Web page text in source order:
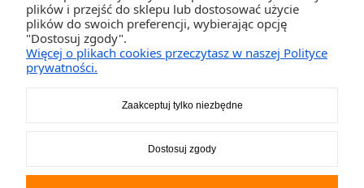
2K-Invest Sp. j. Ul. Św. Wojciecha 60, 41-922 Radzionków, śląskie NIP: 645-241-94-
plików i przejść do sklepu lub dostosować użycie
plików do swoich preferencji, wybierając opcję
"Dostosuj zgody".
Więcej o plikach cookies przeczytasz w naszej Polityce
prywatności.
Zaakceptuj tylko niezbędne
Dostosuj zgody